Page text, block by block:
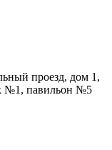
проезд, дом 1,
№1, павильон №5